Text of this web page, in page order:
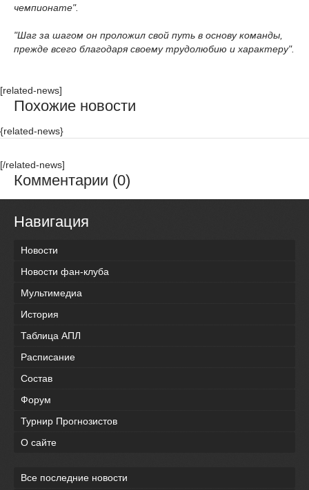
чемпионате".
"Шаг за шагом он проложил свой путь в основу команды,
прежде всего благодаря своему трудолюбию и характеру".
[related-news]
Похожие новости
{related-news}
[/related-news]
Комментарии (0)
Навигация
Новости
Новости фан-клуба
Мультимедиа
История
Таблица АПЛ
Расписание
Состав
Форум
Турнир Прогнозистов
О сайте
Все последние новости